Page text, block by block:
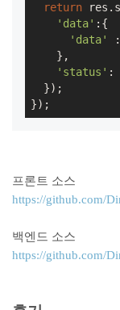
return
'data' :{
'data'
:
    },
'status' :
  });
});
프론트 소스
https://github.com/
백엔드 소스
https://github.com/